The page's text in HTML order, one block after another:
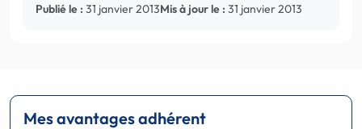
Publié le : 31 janvier 2013Mis à jour le : 31 janvier 2013
Mes avantages adhérent